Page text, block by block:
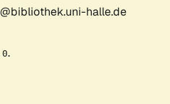
halle.de
.